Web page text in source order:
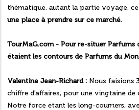
thématique, autant la partie voyage,
une place à prendre sur ce marché.
TourMaG.com - Pour re-situer Parfums
étaient les contours de Parfums du
Valentine Jean-Richard : Nous faisions
chiffre d'affaires, pour une vingtaine de
Notre force étant les long-courriers,